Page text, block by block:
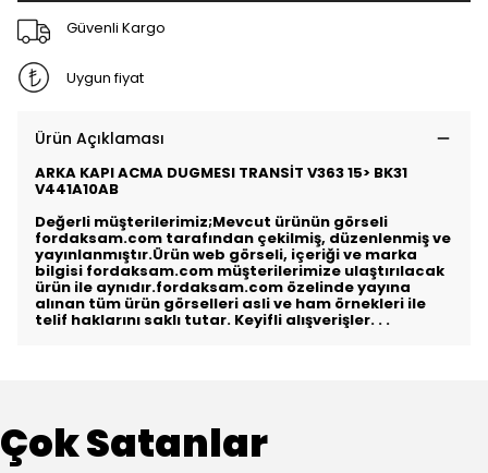
Güvenli Kargo
Uygun fiyat
Ürün Açıklaması
ARKA KAPI ACMA DUGMESI TRANSİT V363 15> BK31
V441A10AB
Değerli müşterilerimiz;Mevcut ürünün görseli
fordaksam.com tarafından çekilmiş, düzenlenmiş ve
yayınlanmıştır.Ürün web görseli, içeriği ve marka
bilgisi fordaksam.com müşterilerimize ulaştırılacak
ürün ile aynıdır.fordaksam.com özelinde yayına
alınan tüm ürün görselleri asli ve ham örnekleri ile
telif haklarını saklı tutar. Keyifli alışverişler. . .
Çok Satanlar